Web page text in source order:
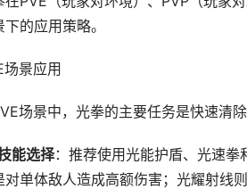
下的应用策略。
场景应用
场景中，光拳的主要任务是快速清
能选择：推荐使用光能护盾、光速拳
对单体敌人造成高额伤害；光耀射线